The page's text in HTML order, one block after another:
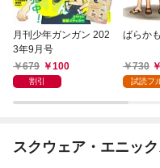
月刊少年ガンガン 202
3年9月号
679
100
割引
ばらか
730
試読フ
スクウェア・エニッ